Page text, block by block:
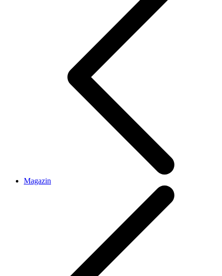
Magazin